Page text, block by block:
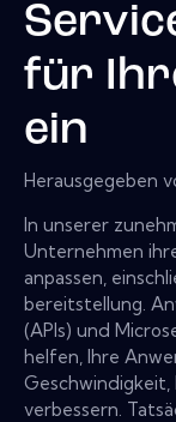
für
ein
Herausgegeben
In unserer
Unternehmen
anpassen,
bereitstellung.
(APIs) und
helfen, Ihre
Geschwindigkeit,
verbessern.